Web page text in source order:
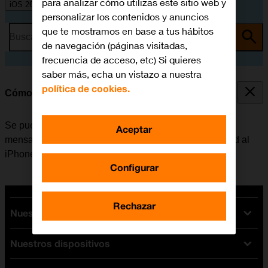
iOS 26
Busca por problema o tema
Cómo transferir contenido de un móvil Android
Se puede transferir contenido, por ejemplo, contactos,
mensajes, archivos de música, etc. de un móvil Android al
iPhone.
Nuestras tarifas
Tarifas Orange
Tarifas fibra y móvil
Nuestros dispositivos
personalizar los contenidos y anuncios
que te mostramos en base a tus hábitos
de navegación (páginas visitadas,
frecuencia de acceso, etc) Si quieres
saber más, echa un vistazo a nuestra
política de cookies.
Configurar
Rechazar
Aceptar